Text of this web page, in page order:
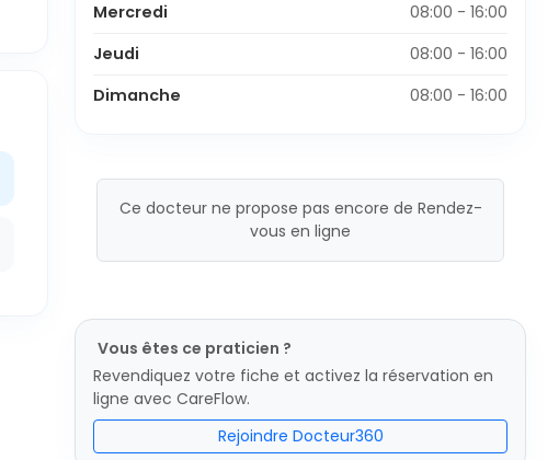
Mercredi
08:00 - 16:00
Jeudi
08:00 - 16:00
Dimanche
08:00 - 16:00
Ce docteur ne propose pas encore de Rendez-
vous en ligne
Vous êtes ce praticien ?
Revendiquez votre fiche et activez la réservation en
ligne avec CareFlow.
Rejoindre Docteur360